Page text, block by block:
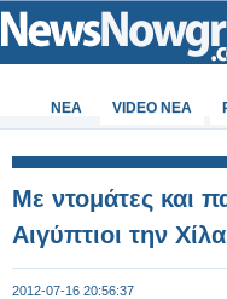
ΝΕΑ VIDEO NEA
Mε ντομάτες και
Αιγύπτιοι την
2012-07-16 20:56:37